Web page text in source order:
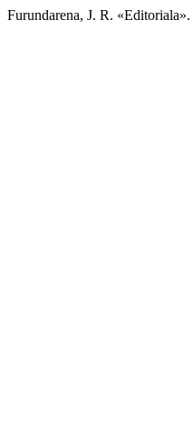
Furundarena, J. R. «Editoriala».